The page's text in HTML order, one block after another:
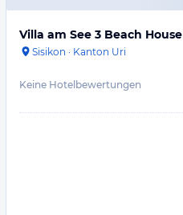
Villa am See 3 Beach House
Sisikon · Kanton Uri
Keine Hotelbewertungen